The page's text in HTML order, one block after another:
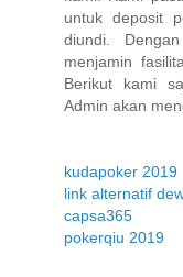
untuk deposit
diundi.
menjamin
Berikut kami
Admin akan
kudapoker 2019
link alternatif
capsa365
pokerqiu 2019